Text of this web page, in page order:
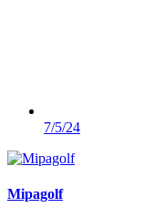
7/5/24
Mipagolf